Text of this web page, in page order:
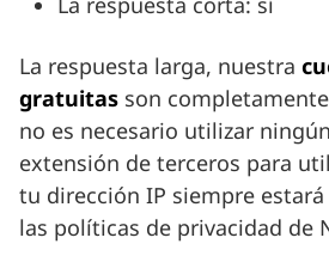
La respuesta larga, nuestra
gratuitas son
no es necesario utilizar
extensión de terceros para
tu dirección IP siempre
las políticas de privacidad de